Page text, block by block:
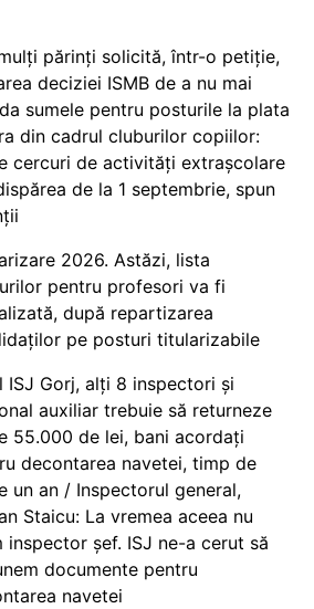
părinți solicită, într-o petiție,
deciziei ISMB de a nu mai
sumele pentru posturile la plata
din cadrul cluburilor copiilor:
cercuri de activități extrașcolare
de la 1 septembrie, spun
2026. Astăzi, lista
pentru profesori va fi
după repartizarea
pe posturi titularizabile
ISJ Gorj, alți 8 inspectori și
auxiliar trebuie să returneze
55.000 de lei, bani acordați
decontarea navetei, timp de
un an / Inspectorul general,
Staicu: La vremea aceea nu
inspector șef. ISJ ne-a cerut să
documente pentru
navetei